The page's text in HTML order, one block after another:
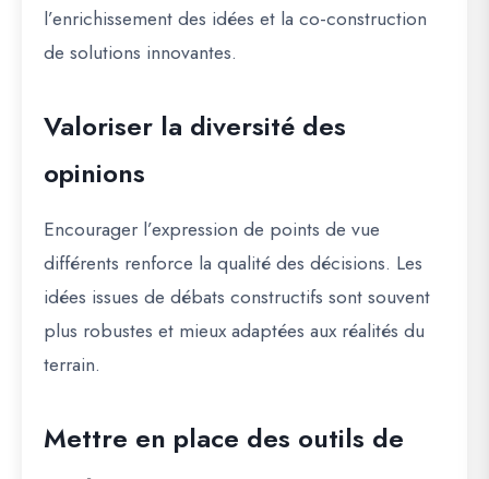
l’enrichissement des idées et la co-construction
de solutions innovantes.
Valoriser la diversité des
opinions
Encourager l’expression de points de vue
différents renforce la qualité des décisions. Les
idées issues de débats constructifs sont souvent
plus robustes et mieux adaptées aux réalités du
terrain.
Mettre en place des outils de